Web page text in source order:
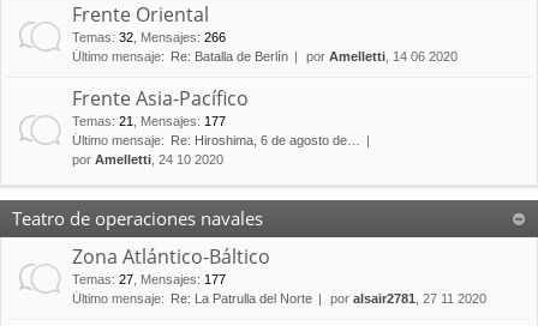
Frente Oriental
Temas: 32 Mensajes: 266
Último mensaje:
Re: Batalla de Berlín por Amelletti , 14 06 2020
Frente Asia-Pacífico
Temas: 21 Mensajes: 177
Último mensaje:
Re: Hiroshima, 6 de agosto de…
por Amelletti , 24 10 2020
Teatro de operaciones navales
Zona Atlántico-Báltico
Temas: 27 Mensajes: 177
Último mensaje:
Re: La Patrulla del Norte por alsair2781 , 27 11 2020